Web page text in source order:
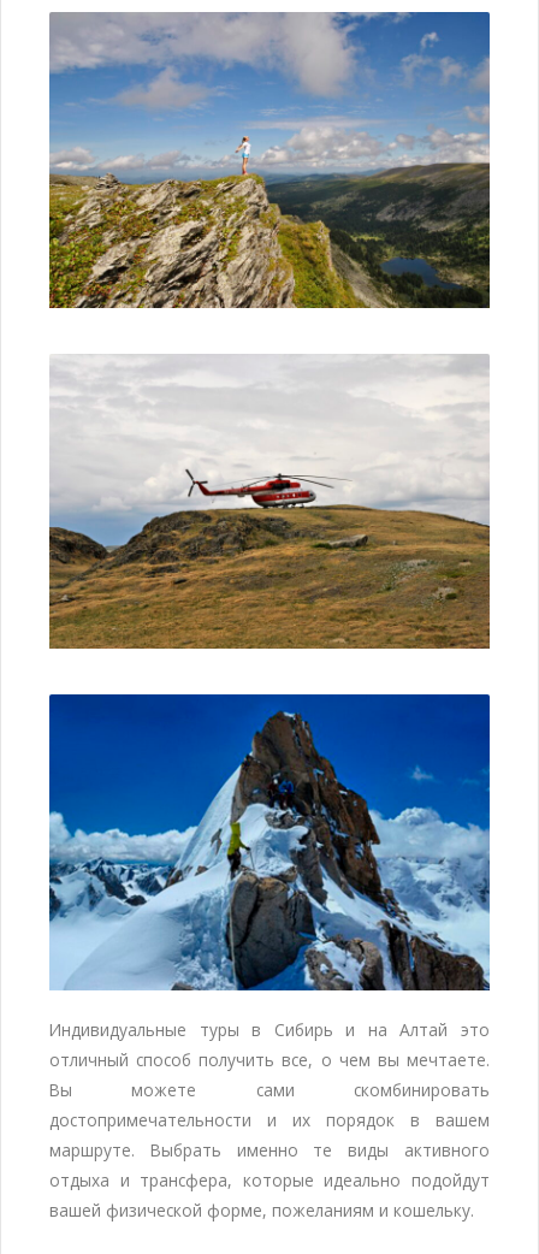
Индивидуальные туры в Сибирь и на Алтай это
отличный способ получить все, о чем вы мечтаете.
Вы можете сами скомбинировать
достопримечательности и их порядок в вашем
маршруте. Выбрать именно те виды активного
отдыха и трансфера, которые идеально подойдут
вашей физической форме, пожеланиям и кошельку.